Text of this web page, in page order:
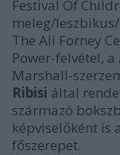
Festival Of
meleg/
The Ali Forney
Power-felvétel, a
Marshall-
Ribisi által
származó
képviselőként is
főszerepet.